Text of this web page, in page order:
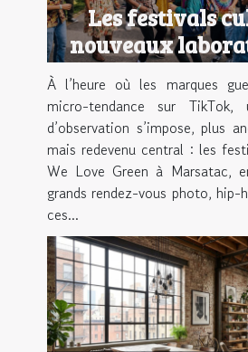
Les festivals
nouveaux
style
À l’heure où les marques
micro-tendance sur
d’observation s’impose, plus
mais redevenu central : les
We Love Green à Marsatac,
grands rendez-vous photo, hip-
ces...